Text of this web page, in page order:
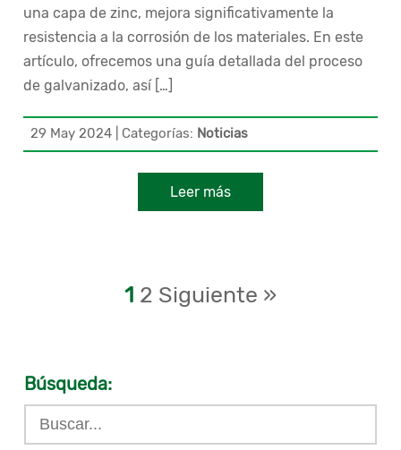
una capa de zinc, mejora significativamente la
resistencia a la corrosión de los materiales. En este
artículo, ofrecemos una guía detallada del proceso
de galvanizado, así […]
29 May 2024| Categorías: Noticias
Leer más
1 2 Siguiente »
Búsqueda: